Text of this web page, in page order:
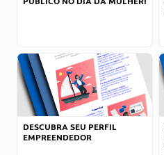
DESCUBRA SEU PERFIL
EMPREENDEDOR